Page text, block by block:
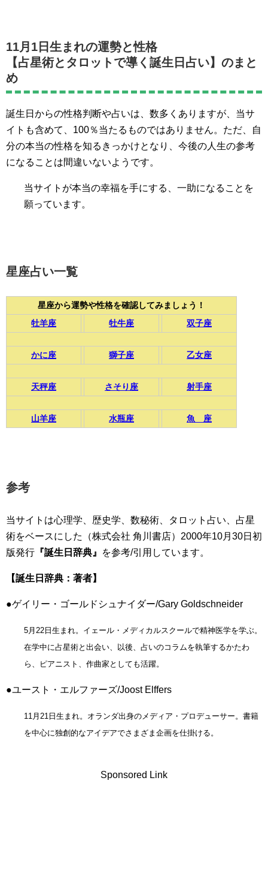
11月1日生まれの運勢と性格
【占星術とタロットで導く誕生日占い】のまと
め
誕生日からの性格判断や占いは、数多くありますが、当サ
イトも含めて、100％当たるものではありません。ただ、自
分の本当の性格を知るきっかけとなり、今後の人生の参考
になることは間違いないようです。
当サイトが本当の幸福を手にする、一助になることを
願っています。
星座占い一覧
星座から運勢や性格を確認してみましょう！
牡羊座
牡牛座 双子座
かに座 獅子座 乙女座
天秤座 さそり座 射手座
山羊座 水瓶座 魚 座
参考
当サイトは心理学、歴史学、数秘術、タロット占い、占星
術をベースにした（株式会社 角川書店）2000年10月30日初
版発行 『誕生日辞典』 を参考/引用しています。
【誕生日辞典：著者】
●ゲイリー・ゴールドシュナイダー/Gary Goldschneider
5月22日生まれ。イェール・メディカルスクールで精神医学を学ぶ。
在学中に占星術と出会い、以後、占いのコラムを執筆するかたわ
ら、ピアニスト、作曲家としても活躍。
●ユースト・エルファーズ/Joost Elffers
11月21日生まれ。オランダ出身のメディア・プロデューサー。書籍
を中心に独創的なアイデアでさまざま企画を仕掛ける。
Sponsored Link